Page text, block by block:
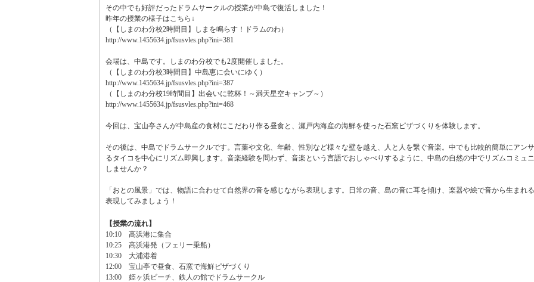
その中でも好評だったドラムサークルの授業が中島で復活しました！
昨年の授業の様子はこちら↓
（【しまのわ分校2時間目】しまを鳴らす！ドラムのわ）
http://www.1455634.jp/fsusvles.php?ini=381
会場は、中島です。しまのわ分校でも2度開催しました。
（【しまのわ分校3時間目】中島恵に会いにゆく）
http://www.1455634.jp/fsusvles.php?ini=387
（【しまのわ分校19時間目】出会いに乾杯！～満天星空キャンプ～）
http://www.1455634.jp/fsusvles.php?ini=468
今回は、宝山亭さんが中島産の食材にこだわり作る昼食と、瀬戸内海産の海鮮を使った石窯ピザづくりを体験します。
その後は、中島でドラムサークルです。言葉や文化、年齢、性別など様々な壁を越え、人と人を繋ぐ音楽。中でも比較的簡単にアン
るタイコを中心にリズム即興します。音楽経験を問わず、音楽という言語でおしゃべりするように、中島の自然の中でリズムコミュ
しませんか？
「おとの風景」では、物語に合わせて自然界の音を感じながら表現します。日常の音、島の音に耳を傾け、楽器や絵で音から生まれ
表現してみましょう！
【授業の流れ】
10:10 高浜港に集合
10:25 高浜港発（フェリー乗船）
10:30 大浦港着
12:00 宝山亭で昼食、石窯で海鮮ピザづくり
13:00 姫ヶ浜ビーチ、鉄人の館でドラムサークル